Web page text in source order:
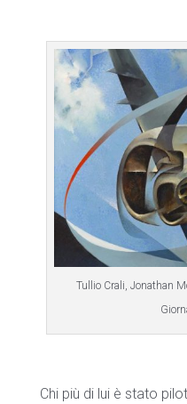
Tullio Crali, Jonathan
Chi più di lui è stato